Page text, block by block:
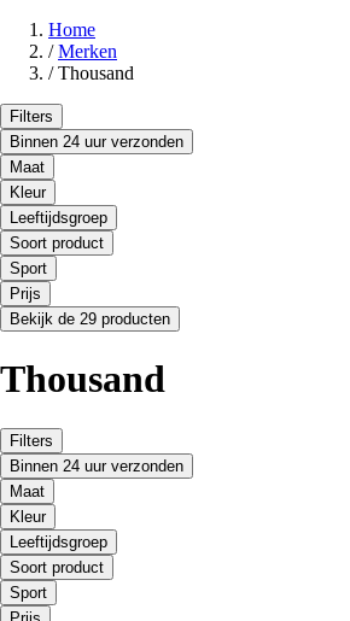
Home
/ Merken
/ Thousand
Filters
Binnen 24 uur verzonden
Maat
Kleur
Leeftijdsgroep
Soort product
Sport
Prijs
Bekijk de 29 producten
Thousand
Filters
Binnen 24 uur verzonden
Maat
Kleur
Leeftijdsgroep
Soort product
Sport